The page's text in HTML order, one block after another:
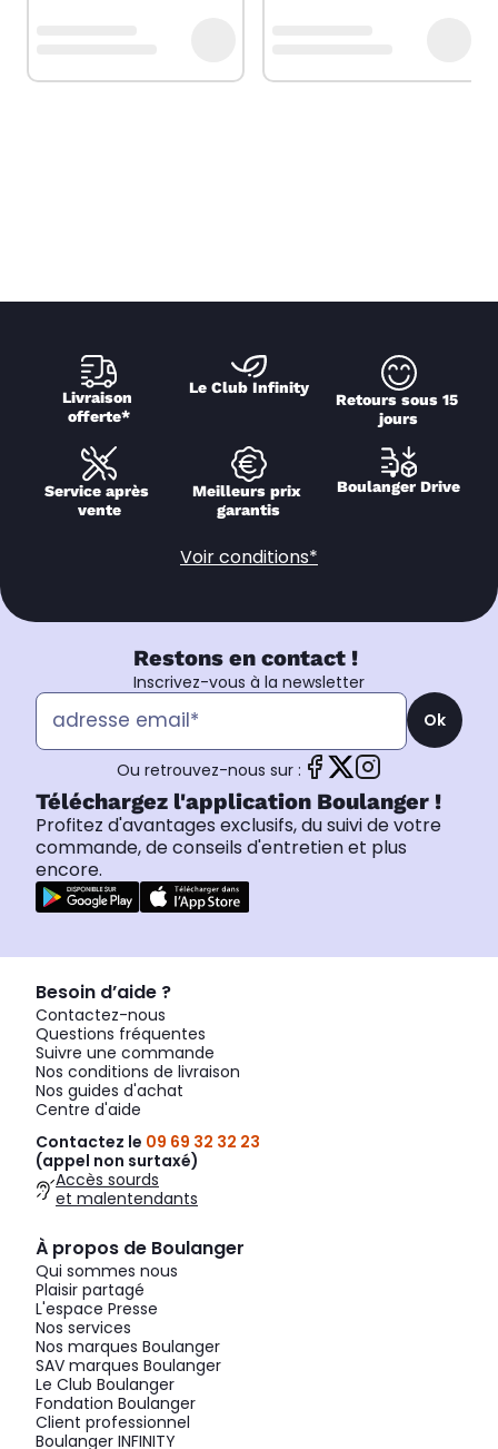
Livraison
offerte*
Le Club Infinity
Retours sous 15
jours
Service après
vente
Meilleurs prix
garantis
Boulanger Drive
Voir conditions*
Restons en contact !
Inscrivez-vous à la newsletter
Ok
Ou retrouvez-nous sur :
Téléchargez l'application Boulanger !
Profitez d'avantages exclusifs, du suivi de votre
commande, de conseils d'entretien et plus
encore.
Besoin d’aide ?
Contactez-nous
Questions fréquentes
Suivre une commande
Nos conditions de livraison
Nos guides d'achat
Centre d'aide
Contactez le 09 69 32 32 23
(appel non surtaxé)
Accès sourds
et malentendants
À propos de Boulanger
Qui sommes nous
Plaisir partagé
L'espace Presse
Nos services
Nos marques Boulanger
SAV marques Boulanger
Le Club Boulanger
Fondation Boulanger
Client professionnel
Boulanger INFINITY